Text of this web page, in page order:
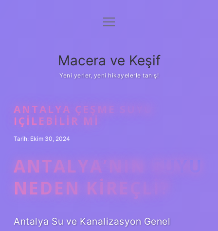
Anasayfa
Yasal Uyarı
menüyü
Macera ve Keşif
Yeni yerler, yeni hikayelerle tanış!
ANTALYA ÇEŞME SUYU
IÇILEBILIR MI
Tarih: Ekim 30, 2024
ANTALYA’NIN SUYU
NEDEN KIREÇLI?
Antalya Su ve Kanalizasyon Genel